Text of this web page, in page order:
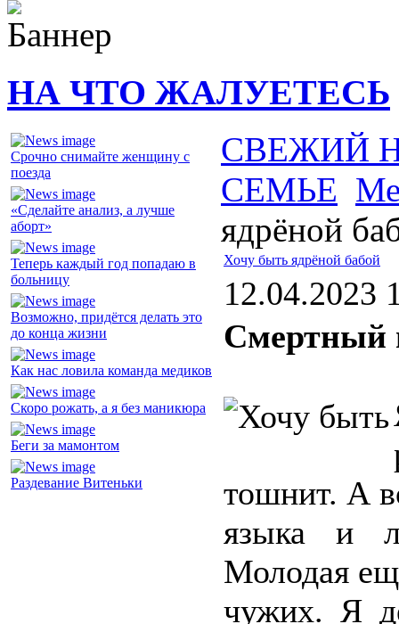
НА ЧТО ЖАЛУЕТЕСЬ
Срочно снимайте женщину с
поезда
«Сделайте анализ, а лучше
аборт»
Теперь каждый год попадаю в
больницу
Возможно, придётся делать это
до конца жизни
Как нас ловила команда медиков
Скоро рожать, а я без маникюра
Беги за мамонтом
Раздевание Витеньки
СВЕЖИЙ
СЕМЬЕ
ядрёной
Хочу быть ядрёной бабой
12.04.2023
Смертный
тошнит. А
языка и
Молодая
чужих. Я